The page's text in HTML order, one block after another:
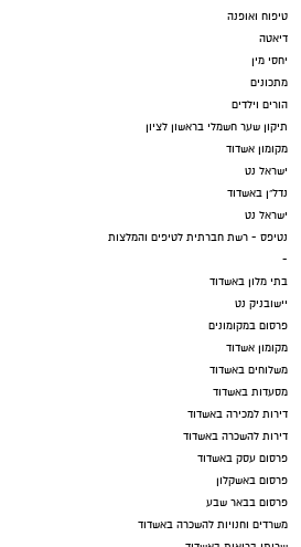
טיפוח ואופנה
דיאטה
יחסי מין
מתכונים
הורים וילדים
תיקון שער חשמלי בראשון לציון
מקומון אשדוד
ישראל נט
נדל"ן באשדוד
ישראל נט
נטיפס - רשת חברתית לטיפים והמלצות
-
בתי מלון באשדוד
יישובניק נט
פרסום במקומונים
מקומון אשדוד
משלוחים באשדוד
מסעדות באשדוד
דירות למכירה באשדוד
דירות להשכרה באשדוד
פרסום עסק באשדוד
פרסום באשקלון
פרסום בבאר שבע
משרדים וחנויות להשכרה באשדוד